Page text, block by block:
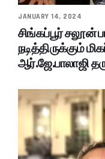
JANUARY 14, 2024
சிங்கப்பூர் சலூன்
நடித்திருக்கும்
ஆர்.ஜே.பாலாஜி